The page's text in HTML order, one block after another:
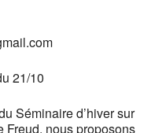
21/10
Séminaire d’hiver sur
Freud, nous proposons